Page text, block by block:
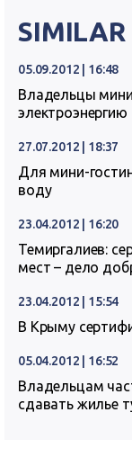
SIMILAR
05.09.2012 | 16:48
Владельцы
27.07.2012 | 18:37
Для мини-
воду
23.04.2012 | 16:20
Темиргалиев:
мест – дело
23.04.2012 | 15:54
В Крыму
05.04.2012 | 16:52
Владельцам
сдавать жилье